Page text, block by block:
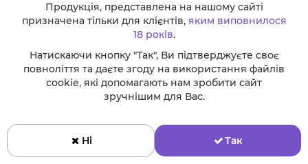
Продукція, представлена на нашому сайті
призначена тільки для клієнтів, яким виповнилося
18 років.
Натискаючи кнопку "Так", Ви підтверджуєте своє
повноліття та даєте згоду на використання файлів
cookie, які допомагають нам зробити сайт
зручнішим для Вас.
Ні Так